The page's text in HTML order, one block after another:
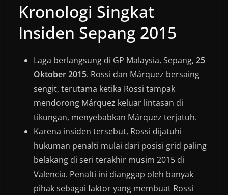
Kronologi Singkat
Insiden Sepang 2015
Laga berlangsung di GP Malaysia, Sepang, 25
Oktober 2015. Rossi dan Márquez bersaing
sengit, terutama ketika Rossi tampak
mendorong Márquez keluar lintasan di
tikungan, menyebabkan Márquez terjatuh.
Karena insiden tersebut, Rossi dijatuhi
hukuman penalti mulai dari posisi grid paling
belakang di seri terakhir musim 2015 di
Valencia. Penalti ini dianggap oleh banyak
pihak sebagai faktor yang membuat Rossi